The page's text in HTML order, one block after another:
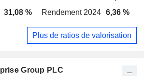
31,08 % Rendement 2024 6,36 %
Plus de ratios de valorisation
Group PLC